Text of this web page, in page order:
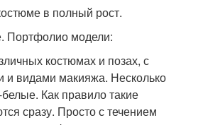
в полный рост.
Портфолио модели:
костюмах и позах, с
и видами макияжа. Несколько
Как правило такие
сразу. Просто с течением